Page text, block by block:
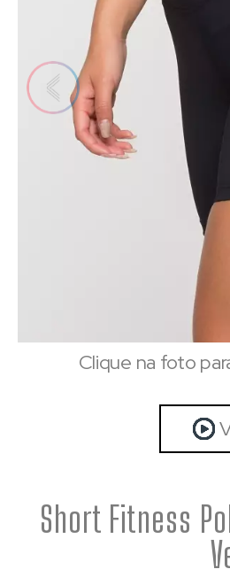
Clique na foto
Short Fitness